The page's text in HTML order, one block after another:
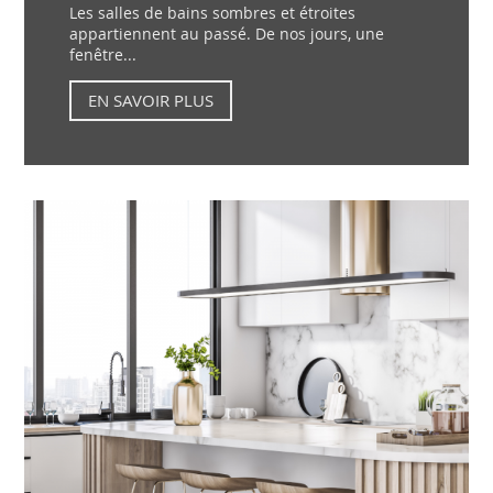
Les salles de bains sombres et étroites
appartiennent au passé. De nos jours, une
fenêtre...
EN SAVOIR PLUS